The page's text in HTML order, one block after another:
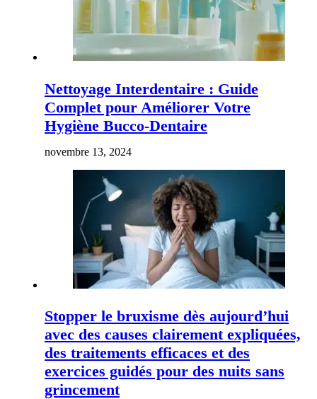
Nettoyage Interdentaire : Guide
Complet pour Améliorer Votre
Hygiène Bucco-Dentaire
novembre 13, 2024
Stopper le bruxisme dès aujourd’hui
avec des causes clairement expliquées,
des traitements efficaces et des
exercices guidés pour des nuits sans
grincement